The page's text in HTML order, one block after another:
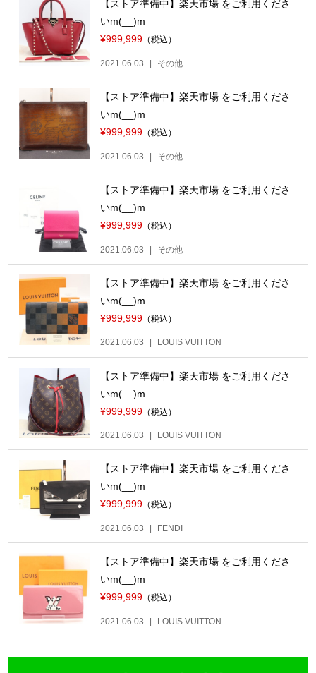
【ストア準備中】楽天市場 をご利用くださ
いm(__)m
¥999,999 （税込）
2021.06.03 その他
【ストア準備中】楽天市場 をご利用くださ
いm(__)m
¥999,999 （税込）
2021.06.03 その他
【ストア準備中】楽天市場 をご利用くださ
いm(__)m
¥999,999 （税込）
2021.06.03 その他
【ストア準備中】楽天市場 をご利用くださ
いm(__)m
¥999,999 （税込）
2021.06.03 LOUIS VUITTON
【ストア準備中】楽天市場 をご利用くださ
いm(__)m
¥999,999 （税込）
2021.06.03 LOUIS VUITTON
【ストア準備中】楽天市場 をご利用くださ
いm(__)m
¥999,999 （税込）
2021.06.03 FENDI
【ストア準備中】楽天市場 をご利用くださ
いm(__)m
¥999,999 （税込）
2021.06.03 LOUIS VUITTON